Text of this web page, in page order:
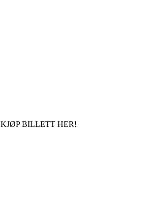
KJØP BILLETT HER!